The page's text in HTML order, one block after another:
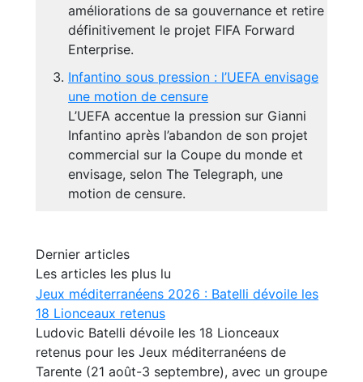
améliorations de sa gouvernance et retire
définitivement le projet FIFA Forward
Enterprise.
Infantino sous pression : l’UEFA envisage
une motion de censure
L’UEFA accentue la pression sur Gianni
Infantino après l’abandon de son projet
commercial sur la Coupe du monde et
envisage, selon The Telegraph, une
motion de censure.
Dernier articles
Les articles les plus lu
Jeux méditerranéens 2026 : Batelli dévoile les
18 Lionceaux retenus
Ludovic Batelli dévoile les 18 Lionceaux
retenus pour les Jeux méditerranéens de
Tarente (21 août-3 septembre), avec un groupe